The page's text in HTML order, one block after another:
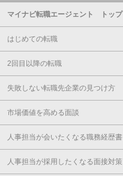
マイナビ転職エージェント トップ
はじめての転職
2回目以降の転職
失敗しない転職先企業の見つけ方
市場価値を高める面談
人事担当が会いたくなる職務経歴書
人事担当が採用したくなる面接対策